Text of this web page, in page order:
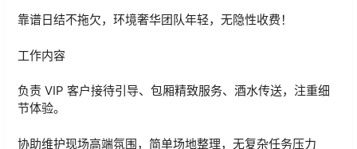
靠谱日结不拖欠，环境奢华团队年轻，无隐性收费！
工作内容
负责 VIP 客户接待引导、包厢精致服务、酒水传送，注重细
节体验。
协助维护现场高端氛围，简单场地整理，无复杂任务压力